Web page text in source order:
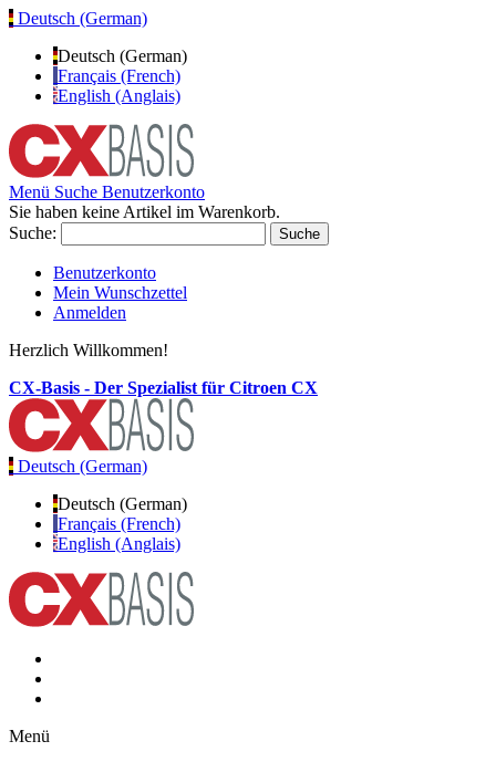
Deutsch (German)
Deutsch (German)
Français (French)
English (Anglais)
Menü Suche Benutzerkonto
Sie haben keine Artikel im Warenkorb.
Suche:
Suche
Benutzerkonto
Mein Wunschzettel
Anmelden
Herzlich Willkommen!
CX-Basis - Der Spezialist für Citroen CX
Deutsch (German)
Deutsch (German)
Français (French)
English (Anglais)
Menü